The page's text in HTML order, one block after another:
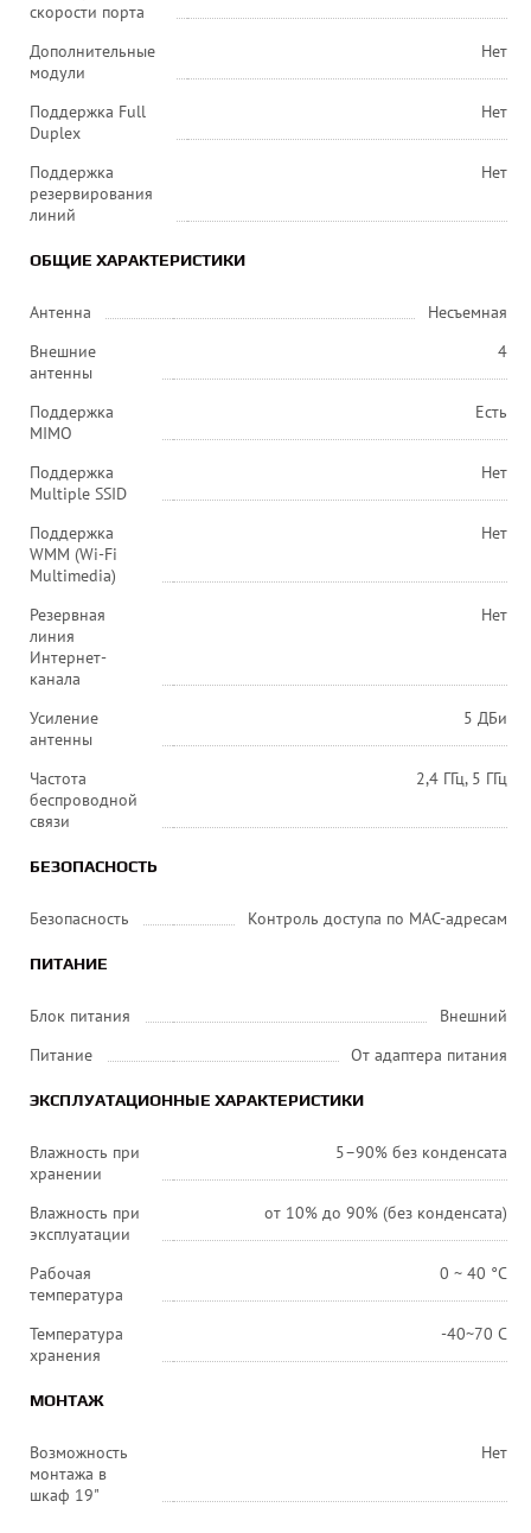
скорости порта
Дополнительные
модули
Нет
Поддержка Full
Duplex
Нет
Поддержка
резервирования
линий
Нет
ОБЩИЕ ХАРАКТЕРИСТИКИ
Антенна
Несъемная
Внешние
антенны
4
Поддержка
MIMO
Есть
Поддержка
Multiple SSID
Нет
Поддержка
WMM (Wi-Fi
Multimedia)
Нет
Резервная
линия
Интернет-
канала
Нет
Усиление
антенны
5 ДБи
Частота
беспроводной
связи
2,4 ГГц, 5 ГГц
БЕЗОПАСНОСТЬ
Безопасность Контроль доступа по MAC-адресам
ПИТАНИЕ
Блок питания
Внешний
Питание
От адаптера питания
ЭКСПЛУАТАЦИОННЫЕ ХАРАКТЕРИСТИКИ
Влажность при
хранении
5–90% без конденсата
Влажность при
эксплуатации
от 10% до 90% (без конденсата)
Рабочая
температура
0 ~ 40 °C
Температура
хранения
-40~70 С
МОНТАЖ
Возможность
монтажа в
шкаф 19"
Нет